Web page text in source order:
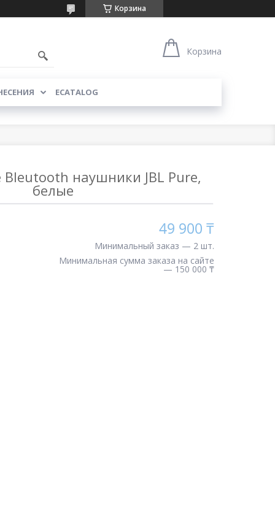
Корзина
Корзина
ECATALOG
наушники JBL Pure,
белые
49 900 ₸
Минимальный заказ — 2 шт.
Минимальная сумма заказа на сайте
— 150 000 ₸